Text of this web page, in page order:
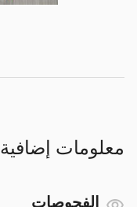
معلومات إضافية
الفحوصات